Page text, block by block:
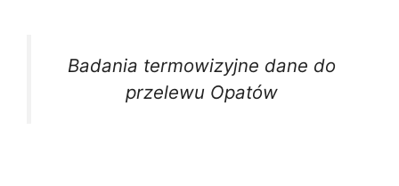
Badania termowizyjne dane do
przelewu Opatów